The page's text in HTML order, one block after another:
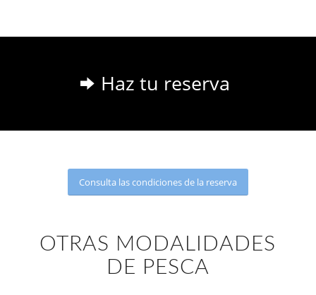
Haz tu reserva
Consulta las condiciones de la reserva
OTRAS MODALIDADES
DE PESCA